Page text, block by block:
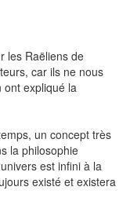
les Raëliens de
car ils ne nous
ont expliqué la
un concept très
la philosophie
est infini à la
existé et existera